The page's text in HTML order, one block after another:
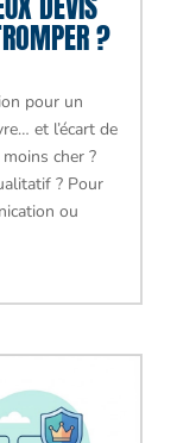
?
pour un
et l’écart de
cher ?
? Pour
ou